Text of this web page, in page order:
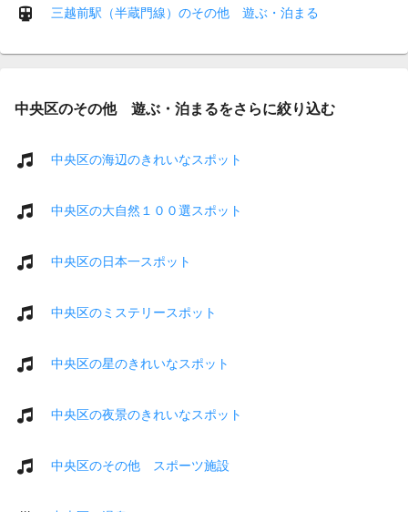
三越前駅（半蔵門線）のその他 遊ぶ・泊まる
中央区のその他 遊ぶ・泊まるをさらに絞り込む
中央区の海辺のきれいなスポット
中央区の大自然１００選スポット
中央区の日本一スポット
中央区のミステリースポット
中央区の星のきれいなスポット
中央区の夜景のきれいなスポット
中央区のその他 スポーツ施設